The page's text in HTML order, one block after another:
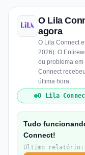
O Lila
agora
O Lila Connect
2026). O
ou problema
Connect
última hora.
O Lila
Tudo
Connect!
Último relatório: